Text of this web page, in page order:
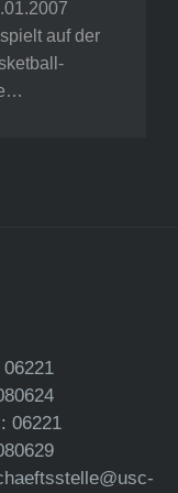
auf der
06221
06221